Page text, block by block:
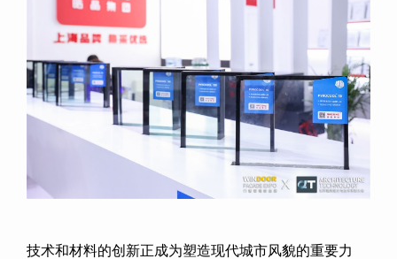
技术和材料的创新正成为塑造现代城市风貌的重要力